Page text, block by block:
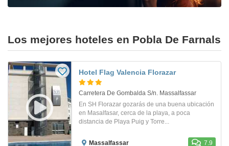
Los mejores hoteles en Pobla De Farnals
Hotel Flag Valencia Florazar
Carretera De Gombalda S/n. Massalfassar
En SH Florazar gozarás de una buena ubicación
en Masalfasar, cerca de la playa, a poca
distancia de Playa Puig y Torre...
Massalfassar 7.9